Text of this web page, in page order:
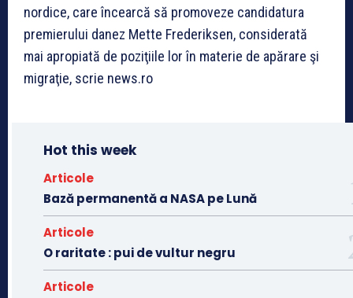
nordice, care încearcă să promoveze candidatura
premierului danez Mette Frederiksen, considerată
mai apropiată de poziţiile lor în materie de apărare şi
migraţie, scrie news.ro
Hot this week
Articole
Bază permanentă a NASA pe Lună
Articole
O raritate : pui de vultur negru
Articole